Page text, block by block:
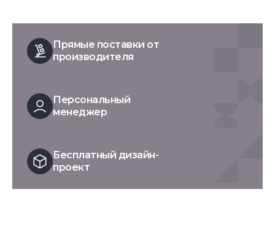
Прямые поставки от
производителя
Персональный
менеджер
Бесплатный дизайн-
проект